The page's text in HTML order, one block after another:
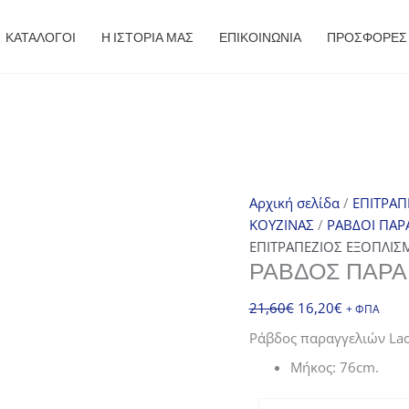
ΚΑΤΑΛΟΓΟΙ Η ΙΣΤΟΡΙΑ ΜΑΣ ΕΠΙΚΟΙΝΩΝΙΑ ΠΡΟΣΦΟΡΈΣ
Αρχική σελίδα/
ΚΟΥΖΙΝΑΣ/ ΡΑΒΔΟΙ
ΕΠΙΤΡΑΠΕΖΙΟΣ
ΡΆΒΔΟΣ
21,60€ Original
was:
21,60€.
16,20€Η
τρέχουσα
τιμή
είναι:
+ ΦΠΑ
Ράβδος παραγγελιών
Μήκος: 76cm.